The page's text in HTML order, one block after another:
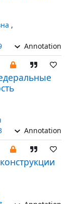
,
Annotation
Annotation